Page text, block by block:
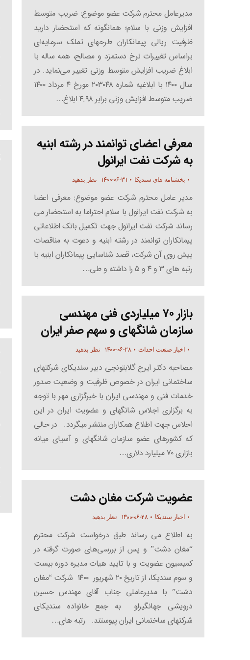
مدیرعامل محترم شرکت عضو موضوع: ضریب متوسط
افزایش وزنی با سلام؛ همانگونه که استحضار دارید
ظرفیت ریالی پیمانکاران طرحهای تملک سرمایه‌ای
براساس تغییرات نرخ دستمزد و مصالح، همه ساله با
ابلاغ ضریب افزایش متوسط وزنی تغییر می‌نماید. در
سال ۱۴۰۰ با ابلاغیه شماره ۲۰۳۰۴۸ مورخ ۴ مرداد ۱۴۰۰
ضریب متوسط افزایش وزنی برابر ۴.۹۸ ابلاغ…
معرفی اعضای توانمند در رشته ابنیه
به شرکت نفت ایرانول
بخشنامه های سندیکا ۱۴۰۰-۰۶-۳۱ نظر بدهید
مدیر عامل محترم شرکت عضو موضوع: معرفی اعضا
به شرکت نفت ایرانول با سلام احتراما به استحضار می
رساند شرکت نفت ایرانول جهت تکمیل بانک اطلاعاتی
پیمانکاران توانمند در رشته ابنیه و دعوت به مناقصات
پیش روی آن شرکت، قصد شناسایی پیمانکاران ابنیه با
رتبه های ۳ و ۴ و ۵ را داشته و طی…
بازار ۷۰ میلیاردی فنی مهندسی
سازمان شانگهای و سهم صفر ایران
اخبار صنعت احداث ۱۴۰۰-۰۶-۲۸ نظر بدهید
مصاحبه دکتر ایرج گلابتونچی دبیر سندیکای شرکتهای
ساختمانی ایران در خصوص ظرفیت و وضعیت صدور
خدمات فنی و مهندسی ایران با خبرگزاری مهر با توجه
به برگزاری اجلاس شانگهای و عضویت ایران در این
اجلاس جهت اطلاع همکاران منتشر میگردد. در حالی
که کشورهای عضو سازمان شانگهای و آسیای میانه
بازاری ۷۰ میلیارد دلاری…
عضویت شرکت مغان دشت
اخبار سندیکا ۱۴۰۰-۰۶-۲۸ نظر بدهید
به اطلاع می رساند طبق درخواست شرکت محترم
“مغان دشت” و پس از بررسی‌های صورت گرفته در
کمیسیون عضویت و با تایید هیات مدیره دوره بیست
و سوم سندیکا، از تاریخ ۲۰ شهریور ۱۴۰۰ شرکت “مغان
دشت” با مدیرعاملی جناب آقای مهندس حسین
درویشی جهانگیرلو به جمع خانواده سندیکای
شرکتهای ساختمانی ایران پیوستند. رتبه های…